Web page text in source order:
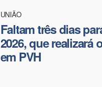
UNIÃO
Faltam três dias
2026, que realizará
em PVH